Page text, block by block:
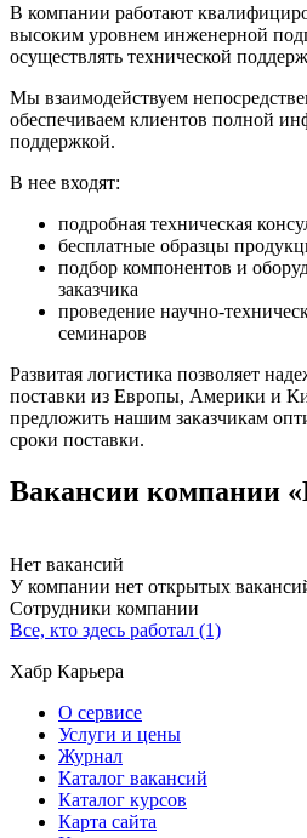
В компании работают
высоким уровнем инженерной
осуществлять технической
Мы взаимодействуем
обеспечиваем клиентов полной
поддержкой.
В нее входят:
подробная техническая
бесплатные образцы
подбор компонентов и
заказчика
проведение научно-
семинаров
Развитая логистика позволяет
поставки из Европы, Америки и
предложить нашим заказчикам
сроки поставки.
Вакансии компании
Нет вакансий
У компании нет открытых
Сотрудники компании
Все, кто здесь работал (1)
Хабр Карьера
О сервисе
Услуги и цены
Журнал
Каталог вакансий
Каталог курсов
Карта сайта